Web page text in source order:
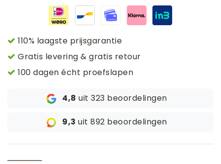
110% laagste prijsgarantie
Gratis levering & gratis retour
100 dagen écht proefslapen
4,8 uit 323 beoordelingen
9,3 uit 892 beoordelingen